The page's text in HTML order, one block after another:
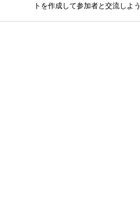
トを作成して参加者と交流しよう